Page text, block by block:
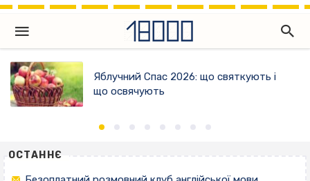
Яблучний Спас 2026: що святкують і
що освячують
ОСТАННЄ